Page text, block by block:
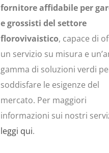
fornitore affidabile per
e grossisti del settore
florovivaistico, capace di
un servizio su misura e
gamma di soluzioni verdi
soddisfare le esigenze del
mercato. Per maggiori
informazioni sui nostri
leggi qui.